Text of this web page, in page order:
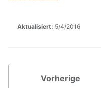
Nutzereinstiege
Echolink-Proxy
Aktualisiert: 5/4/2016
Vorherige